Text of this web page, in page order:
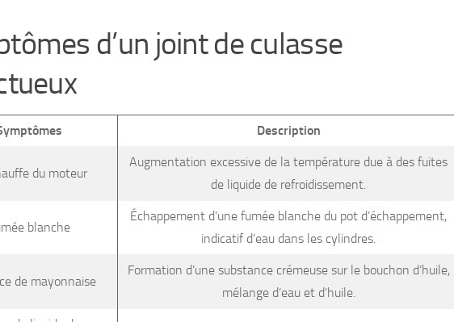
d’un joint de culasse
Description
du moteur
Augmentation excessive de la température due à des fuites
de liquide de refroidissement.
blanche
Échappement d’une fumée blanche du pot d’échappement,
indicatif d’eau dans les cylindres.
de mayonnaise
Formation d’une substance crémeuse sur le bouchon d’huile,
mélange d’eau et d’huile.